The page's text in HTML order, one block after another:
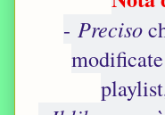
- Preciso